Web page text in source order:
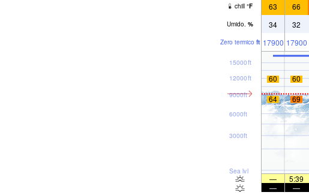
chill °F 63 66
Umido. % 34 32
Zero termico ft 17900 17900
Sea lvl
3000ft
6000ft
9000ft
12000ft
15000ft
60 60
64
69
— 5:39
—
—